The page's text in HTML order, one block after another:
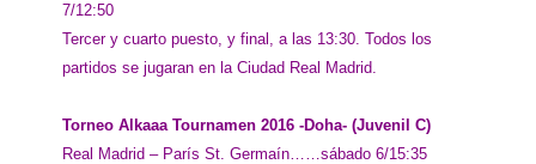
7/12:50
Tercer y cuarto puesto, y final, a las 13:30. Todos los
partidos se jugaran en la Ciudad Real Madrid.
Torneo Alkaaa Tournamen 2016 -Doha- (Juvenil C)
Real Madrid – París St. Germaín……sábado 6/15:35